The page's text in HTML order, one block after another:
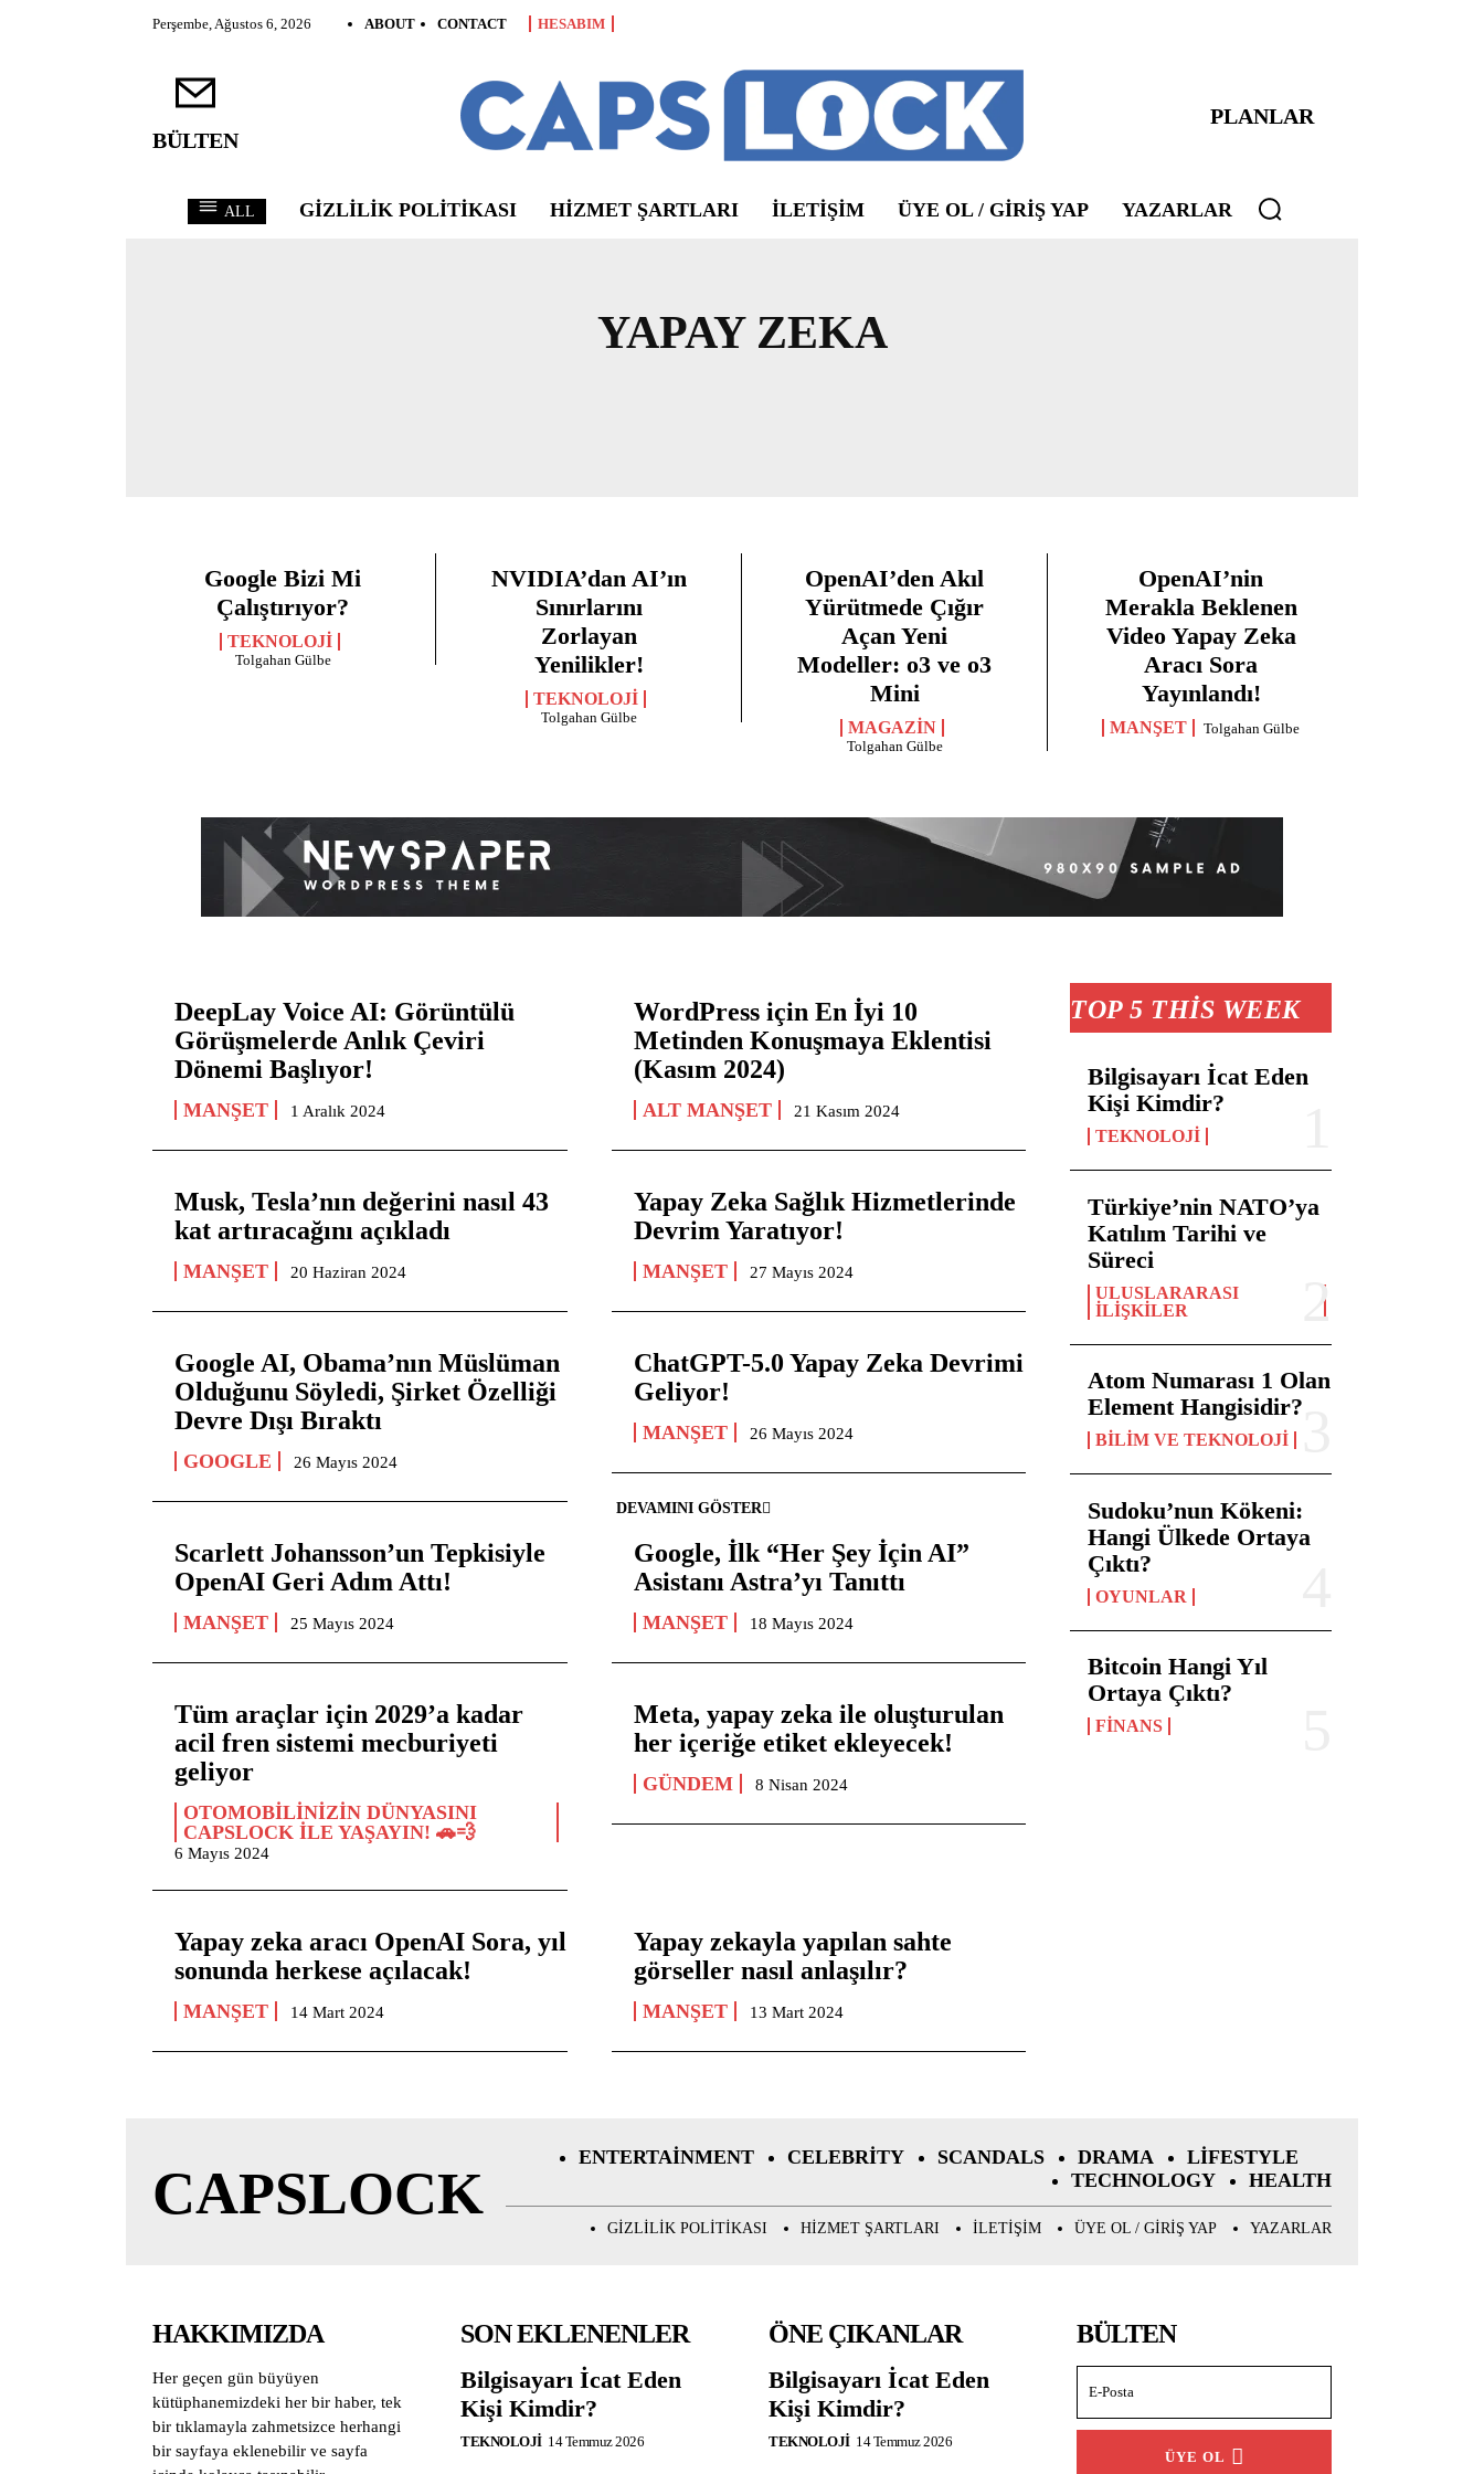
Perşembe, Ağustos 6, 2026 ABOUT CONTACT HESABIM
BÜLTEN
PLANLAR
ALL GIZLILIK POLITIKASI HIZMET ŞARTLARI ILETIŞIM ÜYE OL / GIRIŞ YAP YAZARLAR
YAPAY ZEKA
Google Bizi Mi
Çalıştırıyor?
TEKNOLOJI
Tolgahan Gülbe
NVIDIA’dan AI’ın
Sınırlarını
Zorlayan
Yenilikler!
TEKNOLOJI
Tolgahan Gülbe
OpenAI’den Akıl
Yürütmede Çığır
Açan Yeni
Modeller: o3 ve o3
Mini
MAGAZIN
Tolgahan Gülbe
OpenAI’nin
Merakla Beklenen
Video Yapay Zeka
Aracı Sora
Yayınlandı!
MANŞET Tolgahan Gülbe
DeepLay Voice AI: Görüntülü
Görüşmelerde Anlık Çeviri
Dönemi Başlıyor!
MANŞET 1 Aralık 2024
WordPress için En İyi 10
Metinden Konuşmaya Eklentisi
(Kasım 2024)
ALT MANŞET 21 Kasım 2024
Musk, Tesla’nın değerini nasıl 43
kat artıracağını açıkladı
MANŞET 20 Haziran 2024
Yapay Zeka Sağlık Hizmetlerinde
Devrim Yaratıyor!
MANŞET 27 Mayıs 2024
Google AI, Obama’nın Müslüman
Olduğunu Söyledi, Şirket Özelliği
Devre Dışı Bıraktı
GOOGLE 26 Mayıs 2024
ChatGPT-5.0 Yapay Zeka Devrimi
Geliyor!
MANŞET 26 Mayıs 2024
Scarlett Johansson’un Tepkisiyle
OpenAI Geri Adım Attı!
MANŞET 25 Mayıs 2024
Google, İlk “Her Şey İçin AI”
Asistanı Astra’yı Tanıttı
MANŞET 18 Mayıs 2024
Tüm araçlar için 2029’a kadar
acil fren sistemi mecburiyeti
geliyor
OTOMOBİLİNİZİN DÜNYASINI
CAPSLOCK İLE YAŞAYIN! 🚗💨
6 Mayıs 2024
Meta, yapay zeka ile oluşturulan
her içeriğe etiket ekleyecek!
GÜNDEM 8 Nisan 2024
Yapay zeka aracı OpenAI Sora, yıl
sonunda herkese açılacak!
MANŞET 14 Mart 2024
Yapay zekayla yapılan sahte
görseller nasıl anlaşılır?
MANŞET 13 Mart 2024
DEVAMINI GÖSTER
TOP 5 THIS WEEK
Bilgisayarı İcat Eden
Kişi Kimdir?
TEKNOLOJI
Türkiye’nin NATO’ya
Katılım Tarihi ve
Süreci
ULUSLARARASI
İLIŞKILER
Atom Numarası 1 Olan
Element Hangisidir?
BILIM VE TEKNOLOJI
Sudoku’nun Kökeni:
Hangi Ülkede Ortaya
Çıktı?
OYUNLAR
Bitcoin Hangi Yıl
Ortaya Çıktı?
FINANS
CAPSLOCK
ENTERTAINMENT CELEBRITY SCANDALS DRAMA
LIFESTYLE
TECHNOLOGY
HEALTH
GIZLILIK POLITIKASI HIZMET ŞARTLARI ILETIŞIM ÜYE OL / GIRIŞ YAP YAZARLAR
HAKKIMIZDA
Her geçen gün büyüyen
kütüphanemizdeki her bir haber, tek
bir tıklamayla zahmetsizce herhangi
bir sayfaya eklenebilir ve sayfa
SON EKLENENLER
Bilgisayarı İcat Eden
Kişi Kimdir?
TEKNOLOJI 14 Temmuz 2026
ÖNE ÇIKANLAR
Bilgisayarı İcat Eden
Kişi Kimdir?
TEKNOLOJI 14 Temmuz 2026
BÜLTEN
ÜYE OL